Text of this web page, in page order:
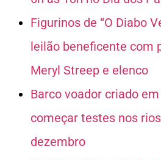
Figurinos de “O Diabo
leilão beneficente com
Meryl Streep e elenco
Barco voador criado
começar testes nos
dezembro